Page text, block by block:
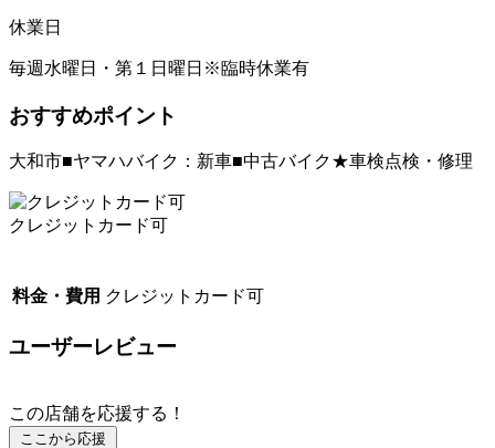
休業日
毎週水曜日・第１日曜日※臨時休業有
おすすめポイント
大和市■ヤマハバイク：新車■中古バイク★車検点検・修理
クレジットカード可
料金・費用 クレジットカード可
ユーザーレビュー
この店舗を応援する！
ここから応援